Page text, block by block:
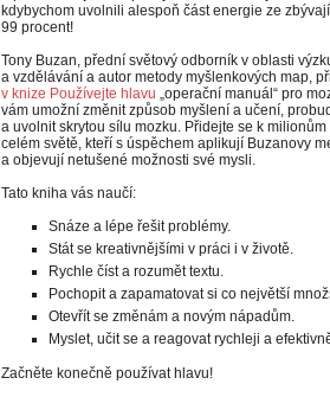
kdybychom uvolnili alespoň část energie ze
99 procent!
Tony Buzan, přední světový odborník v oblasti
a vzdělávání a autor metody myšlenkových map,
v knize Používejte hlavu „operační manuál“ pro
vám umožní změnit způsob myšlení a učení,
a uvolnit skrytou sílu mozku. Přidejte se k
celém světě, kteří s úspěchem aplikují Buzanovy
a objevují netušené možnosti své mysli.
Tato kniha vás naučí:
Snáze a lépe řešit problémy.
Stát se kreativnějšími v práci i v životě.
Rychle číst a rozumět textu.
Pochopit a zapamatovat si co největší
Otevřít se změnám a novým nápadům.
Myslet, učit se a reagovat rychleji a
Začněte konečně používat hlavu!